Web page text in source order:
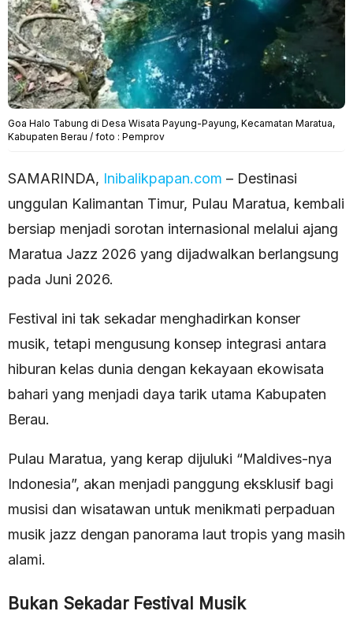
Goa Halo Tabung di Desa Wisata Payung-Payung, Kecamatan Maratua,
Kabupaten Berau / foto : Pemprov
SAMARINDA, Inibalikpapan.com – Destinasi
unggulan Kalimantan Timur, Pulau Maratua, kembali
bersiap menjadi sorotan internasional melalui ajang
Maratua Jazz 2026 yang dijadwalkan berlangsung
pada Juni 2026.
Festival ini tak sekadar menghadirkan konser
musik, tetapi mengusung konsep integrasi antara
hiburan kelas dunia dengan kekayaan ekowisata
bahari yang menjadi daya tarik utama Kabupaten
Berau.
Pulau Maratua, yang kerap dijuluki “Maldives-nya
Indonesia”, akan menjadi panggung eksklusif bagi
musisi dan wisatawan untuk menikmati perpaduan
musik jazz dengan panorama laut tropis yang masih
alami.
Bukan Sekadar Festival Musik